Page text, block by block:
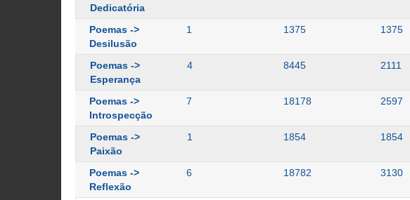
Dedicatória
Poemas ->
Desilusão
1 1375 1375
Poemas ->
Esperança
4 8445 2111
Poemas ->
Introspecção
7 18178 2597
Poemas ->
Paixão
1 1854 1854
Poemas ->
Reflexão
6 18782 3130